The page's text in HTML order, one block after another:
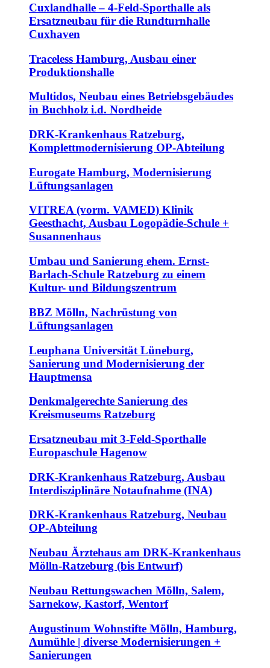
Cuxlandhalle – 4-Feld-Sporthalle als
Ersatzneubau für die Rundturnhalle
Cuxhaven
Traceless Hamburg, Ausbau einer
Produktionshalle
Multidos, Neubau eines Betriebsgebäudes
in Buchholz i.d. Nordheide
DRK-Krankenhaus Ratzeburg,
Komplettmodernisierung OP-Abteilung
Eurogate Hamburg, Modernisierung
Lüftungsanlagen
VITREA (vorm. VAMED) Klinik
Geesthacht, Ausbau Logopädie-Schule +
Susannenhaus
Umbau und Sanierung ehem. Ernst-
Barlach-Schule Ratzeburg zu einem
Kultur- und Bildungszentrum
BBZ Mölln, Nachrüstung von
Lüftungsanlagen
Leuphana Universität Lüneburg,
Sanierung und Modernisierung der
Hauptmensa
Denkmalgerechte Sanierung des
Kreismuseums Ratzeburg
Ersatzneubau mit 3-Feld-Sporthalle
Europaschule Hagenow
DRK-Krankenhaus Ratzeburg, Ausbau
Interdisziplinäre Notaufnahme (INA)
DRK-Krankenhaus Ratzeburg, Neubau
OP-Abteilung
Neubau Ärztehaus am DRK-Krankenhaus
Mölln-Ratzeburg (bis Entwurf)
Neubau Rettungswachen Mölln, Salem,
Sarnekow, Kastorf, Wentorf
Augustinum Wohnstifte Mölln, Hamburg,
Aumühle | diverse Modernisierungen +
Sanierungen